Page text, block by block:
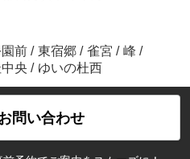
前 / 東宿郷 / 雀宮 / 峰 /
央 / ゆいの杜西
問い合わせ